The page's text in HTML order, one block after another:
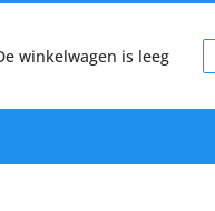
winkelwagen is leeg